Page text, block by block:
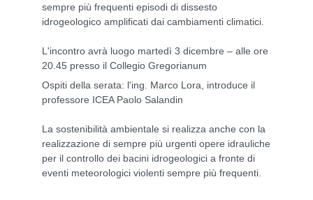
sempre più frequenti episodi di dissesto
idrogeologico amplificati dai cambiamenti climatici.
L'incontro avrà luogo martedì 3 dicembre – alle ore
20.45 presso il Collegio Gregorianum
Ospiti della serata: l'ing. Marco Lora, introduce il
professore ICEA Paolo Salandin
La sostenibilità ambientale si realizza anche con la
realizzazione di sempre più urgenti opere idrauliche
per il controllo dei bacini idrogeologici a fronte di
eventi meteorologici violenti sempre più frequenti.